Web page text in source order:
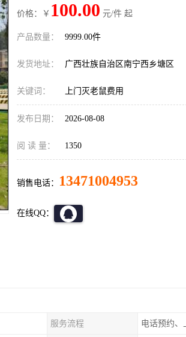
价格：￥ 100.00 元/件 起
产品数量： 9999.00件
发货地址： 广西壮族自治区南宁西乡塘区
关键词： 上门灭老鼠费用
发布日期： 2026-08-08
阅 读 量： 1350
销售电话： 13471004953
在线QQ：
服务流程 电话预约、